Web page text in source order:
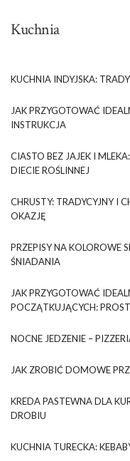
Kuchnia
KUCHNIA INDYJSKA:
JAK PRZYGOTOWAĆ
INSTRUKCJA
CIASTO BEZ JAJEK I
DIECIE ROŚLINNEJ
CHRUSTY: TRADYCYJNY I
OKAZJĘ
PRZEPISY NA KOLOROWE
ŚNIADANIA
JAK PRZYGOTOWAĆ
POCZĄTKUJĄCYCH:
NOCNE JEDZENIE –
JAK ZROBIĆ DOMOWE
KREDA PASTEWNA DLA
DROBIU
KUCHNIA TURECKA: